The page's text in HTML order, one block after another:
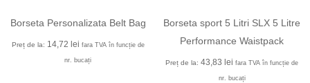
Borseta Personalizata Belt Bag
Preț de la: 14,72 lei fara TVA în funcție de
nr. bucați
Borseta sport 5 Litri SLX 5 Litre
Performance Waistpack
Preț de la:43,83 lei fara TVA în funcție de
nr. bucați